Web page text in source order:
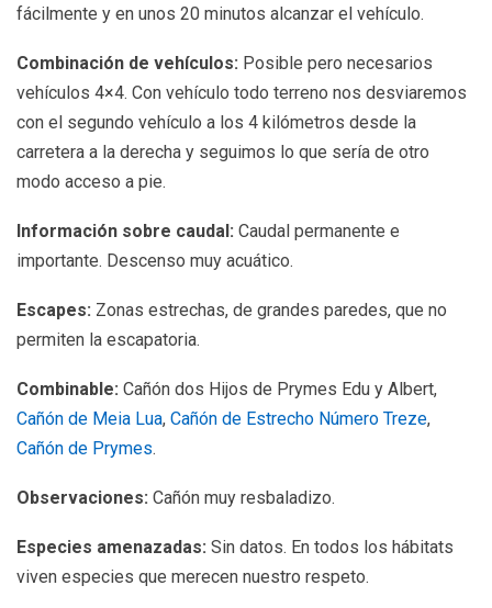
fácilmente y en unos 20 minutos alcanzar el vehículo.
Combinación de vehículos: Posible pero necesarios
vehículos 4×4. Con vehículo todo terreno nos desviaremos
con el segundo vehículo a los 4 kilómetros desde la
carretera a la derecha y seguimos lo que sería de otro
modo acceso a pie.
Información sobre caudal: Caudal permanente e
importante. Descenso muy acuático.
Escapes: Zonas estrechas, de grandes paredes, que no
permiten la escapatoria.
Combinable: Cañón dos Hijos de Prymes Edu y Albert,
Cañón de Meia Lua, Cañón de Estrecho Número Treze,
Cañón de Prymes.
Observaciones: Cañón muy resbaladizo.
Especies amenazadas: Sin datos. En todos los hábitats
viven especies que merecen nuestro respeto.